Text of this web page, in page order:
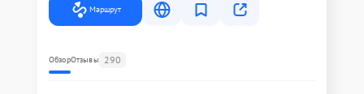
Маршрут
ОбзорОтзывы 290